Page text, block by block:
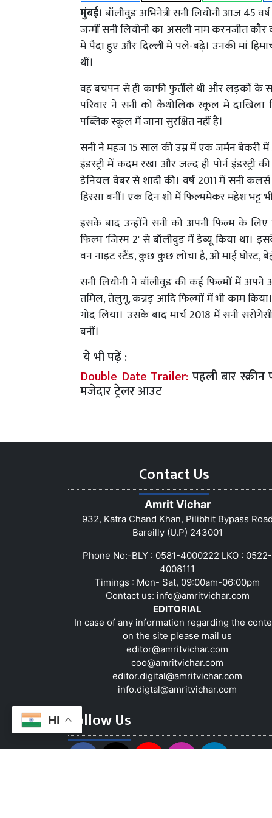
HI
मुंबई। बॉलीवुड अभिनेत्री सनी लियोनी आज 45
जन्मीं सनी लियोनी का असली नाम करनजीत कौर
में पैदा हुए और दिल्ली में पले-बढ़े। उनकी मां
थीं।
वह बचपन से ही काफी फुर्तीले थी और लड़कों के
परिवार ने सनी को कैथोलिक स्कूल में दाखिला
पब्लिक स्कूल में जाना सुरक्षित नहीं है।
सनी ने महज 15 साल की उम्र में एक जर्मन बेकरी में
इंडस्ट्री में कदम रखा और जल्द ही पोर्न इंडस्ट्री
डेनियल वेबर से शादी की। वर्ष 2011 में सनी
हिस्सा बनीं। एक दिन शो में फिल्ममेकर महेश भट्ट
इसके बाद उन्होंने सनी को अपनी फिल्म के लिए
फिल्म 'जिस्म 2' से बॉलीवुड में डेब्यू किया था।
वन नाइट स्टैंड, कुछ कुछ लोचा है, ओ माई घोस्ट,
सनी लियोनी ने बॉलीवुड की कई फिल्मों में
तमिल, तेलुगू, कन्नड़ आदि फिल्मों में भी काम
गोद लिया। उसके बाद मार्च 2018 में सनी
बनीं।
ये भी पढ़ें :
Double Date Trailer: पहली बार
मजेदार ट्रेलर आउट
Contact Us
Amrit Vichar
932, Katra Chand Khan, Pilibhit Bypass
Bareilly (U.P) 243001
Phone No:-BLY : 0581-4000222 LKO : 0522-
4008111
Timings : Mon- Sat, 09:00am-06:00pm
Contact us: info@amritvichar.com
EDITORIAL
In case of any information regarding the
on the site please mail us
editor@amritvichar.com
coo@amritvichar.com
editor.digital@amritvichar.com
info.digtal@amritvichar.com
Follow Us